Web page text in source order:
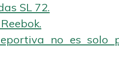
SL 72.
no es solo